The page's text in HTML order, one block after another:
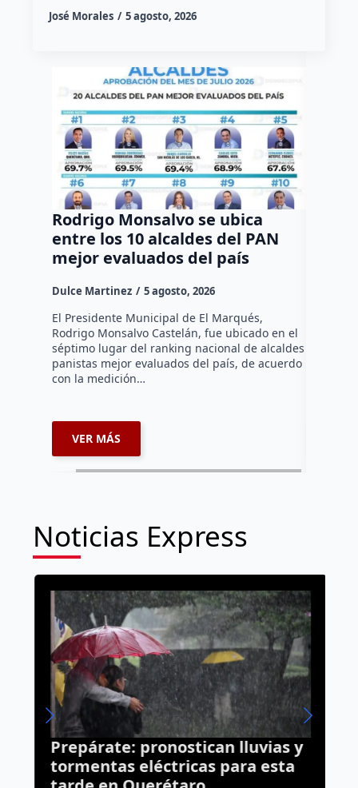
José Morales 5 agosto, 2026
Rodrigo Monsalvo se ubica
entre los 10 alcaldes del PAN
mejor evaluados del país
Dulce Martinez 5 agosto, 2026
El Presidente Municipal de El Marqués,
Rodrigo Monsalvo Castelán, fue ubicado en el
séptimo lugar del ranking nacional de alcaldes
panistas mejor evaluados del país, de acuerdo
con la medición…
VER MÁS
Noticias Express
Prepárate: pronostican lluvias y
tormentas eléctricas para esta